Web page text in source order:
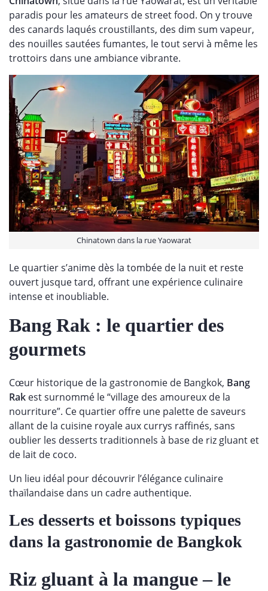
paradis pour les amateurs de street food. On y trouve
des canards laqués croustillants, des dim sum vapeur,
des nouilles sautées fumantes, le tout servi à même les
trottoirs dans une ambiance vibrante.
Chinatown dans la rue Yaowarat
Le quartier s’anime dès la tombée de la nuit et reste
ouvert jusque tard, offrant une expérience culinaire
intense et inoubliable.
Bang Rak : le quartier des
gourmets
Cœur historique de la gastronomie de Bangkok, Bang
Rak est surnommé le “village des amoureux de la
nourriture”. Ce quartier offre une palette de saveurs
allant de la cuisine royale aux currys raffinés, sans
oublier les desserts traditionnels à base de riz gluant et
de lait de coco.
Un lieu idéal pour découvrir l’élégance culinaire
thaïlandaise dans un cadre authentique.
Les desserts et boissons typiques
dans la gastronomie de Bangkok
Riz gluant à la mangue – le